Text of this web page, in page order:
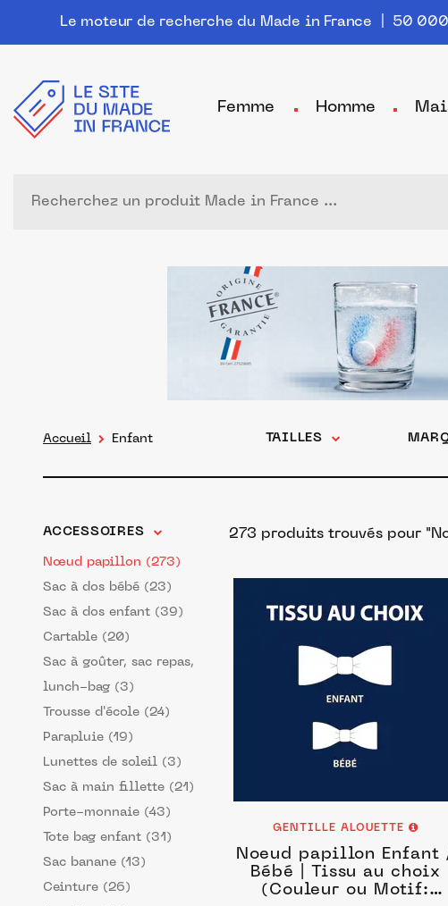
Le moteur de recherche du Made in France | 50 000
Femme Homme
Accueil Enfant TAILLES
ACCESSOIRES
Sac à dos bébé (23)
Sac à dos enfant (39)
Cartable (20)
Sac à goûter, sac repas,
lunch-bag (3)
Trousse d'école (24)
Parapluie (19)
Lunettes de soleil (3)
Sac à main fillette (21)
Porte-monnaie (43)
Tote bag enfant (31)
Sac banane (13)
Ceinture (26)
Nœud papillon (273)
273 produits trouvés pour
GENTILLE ALOUETTE
Noeud papillon Enfant
Bébé | Tissu au choix
(Couleur ou Motif: